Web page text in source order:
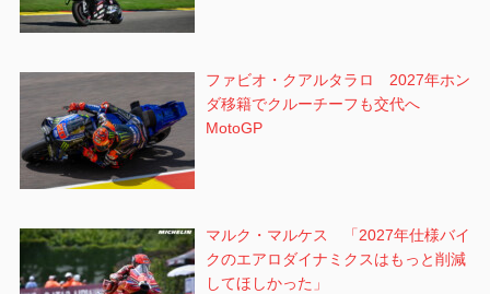
ファビオ・クアルタラロ 2027年ホン
ダ移籍でクルーチーフも交代へ
MotoGP
マルク・マルケス 「2027年仕様バイ
クのエアロダイナミクスはもっと削減
してほしかった」